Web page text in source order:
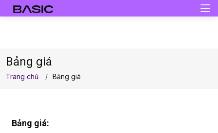
Bảng giá
Trang chủ Bảng giá
Bảng giá: